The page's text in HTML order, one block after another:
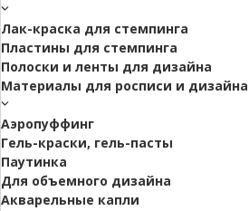
Лак-краска для стемпинга
Пластины для стемпинга
Полоски и ленты для дизайна
Материалы для росписи и дизайна
Аэропуффинг
Гель-краски, гель-пасты
Паутинка
Для объемного дизайна
Акварельные капли